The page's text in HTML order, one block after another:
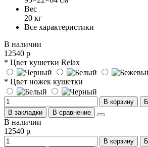
Вес
20 кг
Все характеристики
В наличии
12540 р
* Цвет кушетки Relax
* Цвет ножек кушетки
В корзину
В закладки
В сравнение
В наличии
12540 р
В корзину